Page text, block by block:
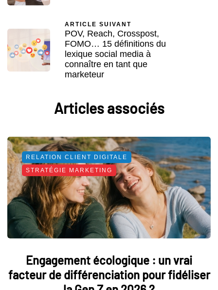
ARTICLE SUIVANT
POV, Reach, Crosspost,
FOMO… 15 définitions du
lexique social media à
connaître en tant que
marketeur
Articles associés
RELATION CLIENT DIGITALE
STRATÉGIE MARKETING
Engagement écologique : un vrai
facteur de différenciation pour fidéliser